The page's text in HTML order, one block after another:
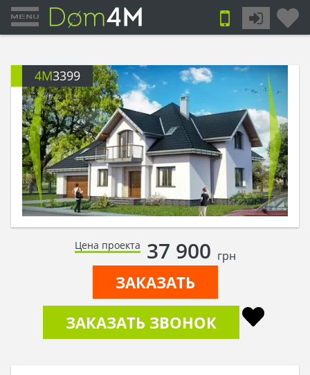
4M3399
Цена проекта 37 900 грн
ЗАКАЗАТЬ
ЗАКАЗАТЬ ЗВОНОК